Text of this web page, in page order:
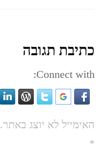
כתיבת תגובה
Connect with:
האימייל לא יוצג באתר.
*